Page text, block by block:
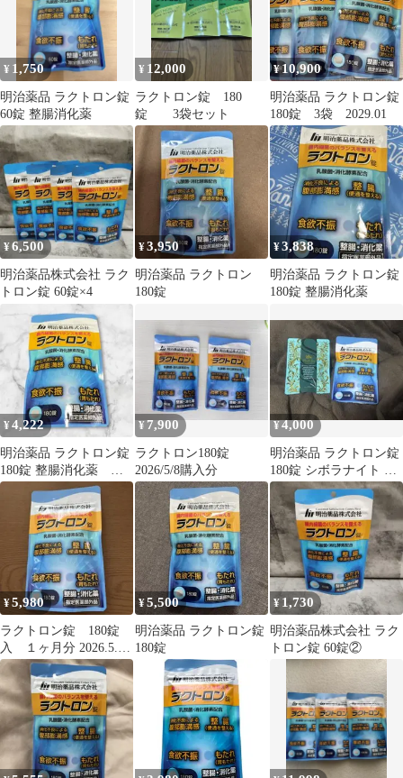
～
¥ 1,750
明治薬品 ラクトロン錠
60錠 整腸消化薬
¥ 12,000
ラクトロン錠 180
錠 3袋セット
¥10,900
明治薬品 ラクトロン錠
180錠 3袋 2029.01
¥6,500
明治薬品株式会社 ラク
トロン錠 60錠×4
¥3,950
明治薬品 ラクトロン
180錠
¥3,838
明治薬品 ラクトロン錠
180錠 整腸消化薬
¥4,222
明治薬品 ラクトロン錠
180錠 整腸消化薬 整
腸サプリ
¥7,900
ラクトロン180錠
2026/5/8購入分
¥4,000
明治薬品 ラクトロン錠
180錠 シボラナイト ハ
ーブティー
¥5,980
ラクトロン錠 180錠
入 １ヶ月分 2026.5.25
購入
¥5,500
明治薬品 ラクトロン錠
180錠
¥ 1,730
明治薬品株式会社 ラク
トロン錠 60錠②